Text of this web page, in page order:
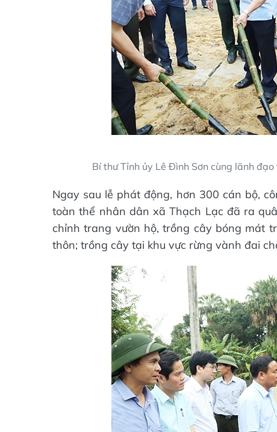
Bí thư Tỉnh ủy Lê Đình Sơn cùng lãnh
Ngay sau lễ phát động, hơn 300 cán bộ,
toàn thể nhân dân xã Thạch Lạc đã ra
chỉnh trang vườn hộ, trồng cây bóng mát
thôn; trồng cây tại khu vực rừng vành đai